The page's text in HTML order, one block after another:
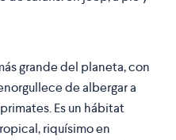
grande del planeta, con
de albergar a
Es un hábitat
riquísimo en